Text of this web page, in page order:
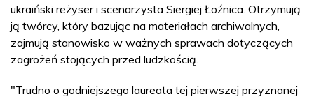
ukraiński reżyser i scenarzysta Siergiej Łoźnica. Otrzymują
ją twórcy, który bazując na materiałach archiwalnych,
zajmują stanowisko w ważnych sprawach dotyczących
zagrożeń stojących przed ludzkością.
"Trudno o godniejszego laureata tej pierwszej przyznanej